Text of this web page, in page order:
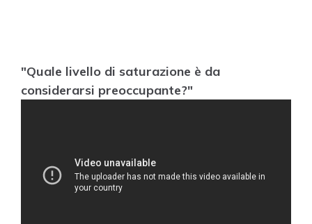
"Quale livello di saturazione è da
considerarsi preoccupante?"